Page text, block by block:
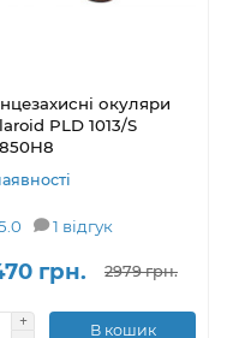
окуляри
PLD 1013/S
1 відгук
грн. 2979 грн.
В кошик